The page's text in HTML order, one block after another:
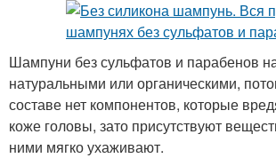
Шампуни без сульфатов и парабенов
натуральными или органическими,
составе нет компонентов, которые
коже головы, зато присутствуют
ними мягко ухаживают.